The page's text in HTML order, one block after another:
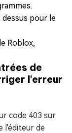
pour le
Roblox,
de
l'erreur
code 403 sur
l'éditeur de